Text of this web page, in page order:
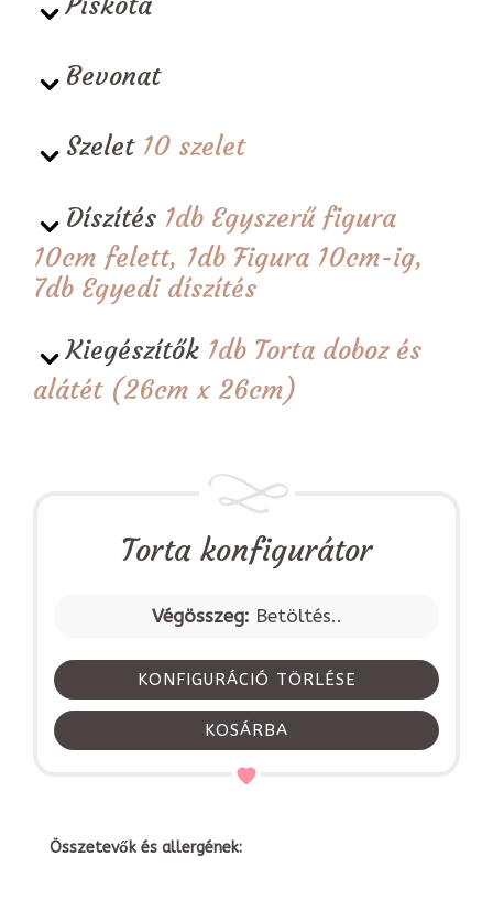
Bevonat
Szelet 10 szelet
Díszítés 1db Egyszerű figura
10cm felett, 1db Figura 10cm-ig,
7db Egyedi díszítés
Kiegészítők 1db Torta doboz és
alátét (26cm x 26cm)
Torta konfigurátor
Végösszeg: Betöltés..
KONFIGURÁCIÓ TÖRLÉSE
KOSÁRBA
Összetevők és allergének: